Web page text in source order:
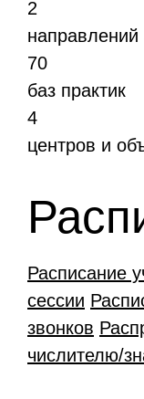
2
направлений
70
баз практик
4
центров и
Расписание
сессии
звонков
числителю/